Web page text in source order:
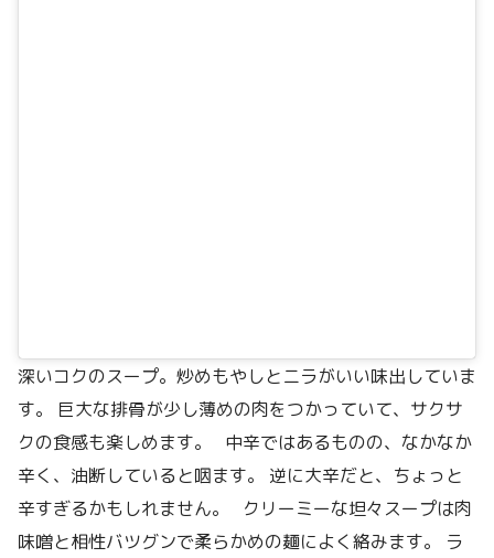
深いコクのスープ。炒めもやしとニラがいい味出していま
す。 巨大な排骨が少し薄めの肉をつかっていて、サクサ
クの食感も楽しめます。 中辛ではあるものの、なかなか
辛く、油断していると咽ます。 逆に大辛だと、ちょっと
辛すぎるかもしれません。 クリーミーな坦々スープは肉
味噌と相性バツグンで柔らかめの麺によく絡みます。 ラ